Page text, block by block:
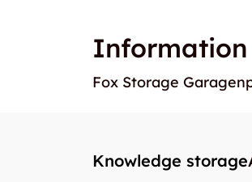
Fox Storage
Knowledge storage